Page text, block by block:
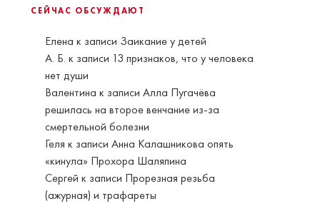
СЕЙЧАС ОБСУЖДАЮТ
Елена к записи Заикание у детей
А. Б. к записи 13 признаков, что у человека
нет души
Валентина к записиАлла Пугачёва
решилась на второе венчание из-за
смертельной болезни
Геля к записиАнна Калашникова опять
«кинула» Прохора Шаляпина
Сергей к записи Прорезная резьба
(ажурная) и трафареты